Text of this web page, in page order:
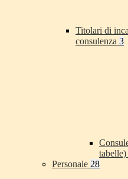
Titolari di
consulenza 3
tabelle)
Personale 28